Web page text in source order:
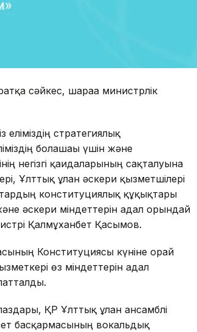
сәйкес, шараға министрлік
стратегиялық
болашағы үшін және
негізгі қағидаларының сақталуына
Ұлттық ұлан әскери қызметшілері
конституциялық құқықтары
әскери міндеттерін адал орындай
Қалмұханбет Қасымов.
Конституциясы күніне орай
өз міндеттерін адал
ҚР Ұлттық ұлан ансамблі
басқармасының вокальдық